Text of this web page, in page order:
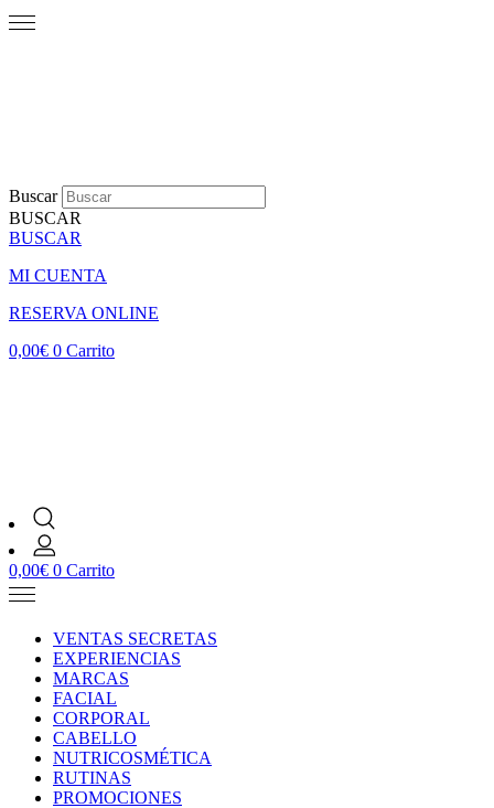
Buscar
BUSCAR
BUSCAR
MI CUENTA
RESERVA ONLINE
0,00€ 0 Carrito
0,00€ 0 Carrito
VENTAS SECRETAS
EXPERIENCIAS
MARCAS
FACIAL
CORPORAL
CABELLO
NUTRICOSMÉTICA
RUTINAS
PROMOCIONES